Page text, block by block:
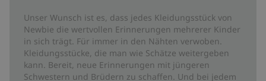
Unser Wunsch ist es, dass jedes Kleidungsstück von
Newbie die wertvollen Erinnerungen mehrerer Kinder
in sich trägt. Für immer in den Nähten verwoben.
Kleidungsstücke, die man wie Schätze weitergeben
kann. Bereit, neue Erinnerungen mit jüngeren
Schwestern und Brüdern zu schaffen. Und bei jedem